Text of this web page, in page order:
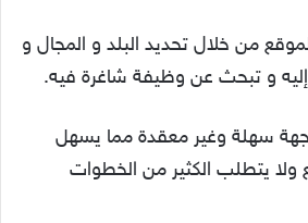
من خلال تحديد البلد و المجال و
و تبحث عن وظيفة شاغرة فيه.
سهلة وغير معقدة مما يسهل
ولا يتطلب الكثير من الخطوات